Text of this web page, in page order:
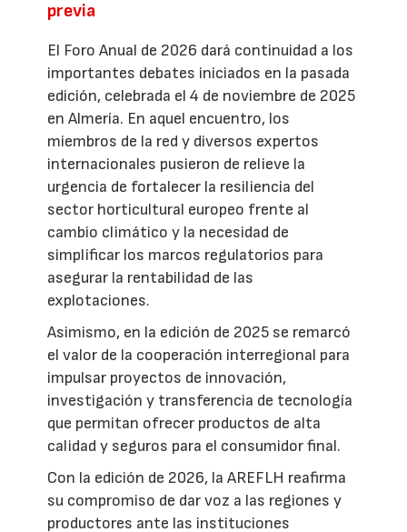
previa
El Foro Anual de 2026 dará continuidad a los
importantes debates iniciados en la pasada
edición, celebrada el 4 de noviembre de 2025
en Almería. En aquel encuentro, los
miembros de la red y diversos expertos
internacionales pusieron de relieve la
urgencia de fortalecer la resiliencia del
sector horticultural europeo frente al
cambio climático y la necesidad de
simplificar los marcos regulatorios para
asegurar la rentabilidad de las
explotaciones.
Asimismo, en la edición de 2025 se remarcó
el valor de la cooperación interregional para
impulsar proyectos de innovación,
investigación y transferencia de tecnología
que permitan ofrecer productos de alta
calidad y seguros para el consumidor final.
Con la edición de 2026, la AREFLH reafirma
su compromiso de dar voz a las regiones y
productores ante las instituciones